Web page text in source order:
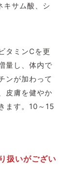
キサム酸、シ
タミンCを更
量し、体内で
ンが加わって
皮膚を健やか
ます。10～15
扱いがござい